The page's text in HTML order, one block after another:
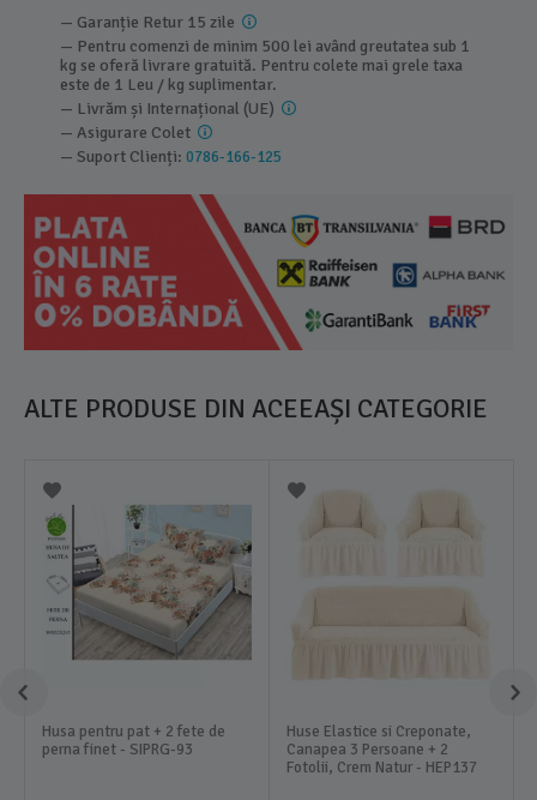
— Garanție Retur 15 zile
— Pentru comenzi de minim 500 lei având greutatea sub 1
kg se oferă livrare gratuită. Pentru colete mai grele taxa
este de 1 Leu / kg suplimentar.
— Livrăm și Internațional (UE)
— Asigurare Colet
— Suport Clienți:0786-166-125
ALTE PRODUSE DIN ACEEAȘI CATEGORIE
Husa pentru pat + 2 fete de
perna finet - SIPRG-93
Huse Elastice si Creponate,
Canapea 3 Persoane + 2
Fotolii, Crem Natur - HEP137